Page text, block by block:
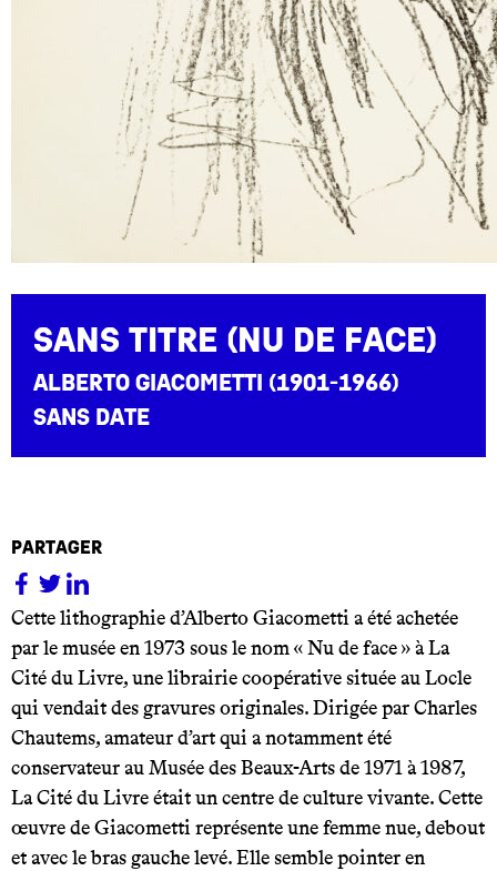
Sans titre (Nu de face)
Alberto Giacometti (1901-1966)
sans date
partager
Cette lithographie d’Alberto Giacometti a été achetée
par le musée en 1973 sous le nom « Nu de face » à La
Cité du Livre, une librairie coopérative située au Locle
qui vendait des gravures originales. Dirigée par Charles
Chautems, amateur d’art qui a notamment été
conservateur au Musée des Beaux-Arts de 1971 à 1987,
La Cité du Livre était un centre de culture vivante. Cette
œuvre de Giacometti représente une femme nue, debout
et avec le bras gauche levé. Elle semble pointer en